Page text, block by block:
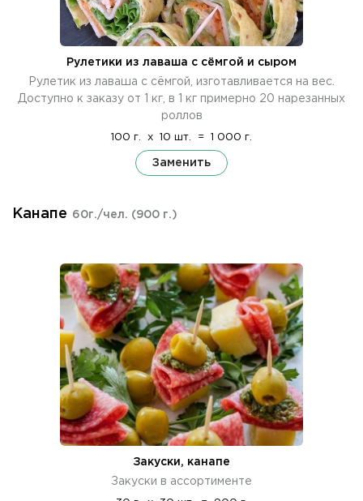
Рулетики из лаваша с сёмгой и сыром
Рулетик из лаваша с сёмгой, изготавливается на вес.
Доступно к заказу от 1 кг, в 1 кг примерно 20 нарезанных
роллов
100 г. x 10 шт. = 1 000 г.
Заменить
Канапе 60г./чел. (900 г.)
Закуски, канапе
Закуски в ассортименте